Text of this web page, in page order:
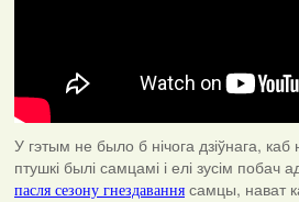
У гэтым не было б нічога дзіўнага,
птушкі былі самцамі і елі зусім побач
пасля сезону гнездаваннясамцы, нават